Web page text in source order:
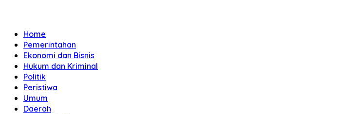
Home
Pemerintahan
Ekonomi dan Bisnis
Hukum dan Kriminal
Politik
Peristiwa
Umum
Daerah